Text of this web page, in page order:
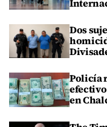
Dos
Policía
en